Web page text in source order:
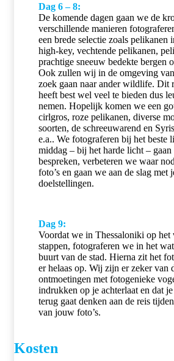
Dag 6 – 8:
De komende dagen gaan we de
verschillende manieren
een brede selectie zoals pelikanen
high-key, vechtende pelikanen,
prachtige sneeuw bedekte bergen
Ook zullen wij in de omgeving
zoek gaan naar ander wildlife. Dit
heeft best wel veel te bieden dus
nemen. Hopelijk komen we een
cirlgros, roze pelikanen, diverse
soorten, de schreeuwarend en
e.a.. We fotograferen bij het beste
middag – bij het harde licht – gaan
bespreken, verbeteren we waar
foto’s en gaan we aan de slag met
doelstellingen.
Dag 9:
Voordat we in Thessaloniki op het
stappen, fotograferen we in het
buurt van de stad. Hierna zit het
er helaas op. Wij zijn er zeker van
ontmoetingen met fotogenieke
indrukken op je achterlaat en dat
terug gaat denken aan de reis
van jouw foto’s.
Kosten